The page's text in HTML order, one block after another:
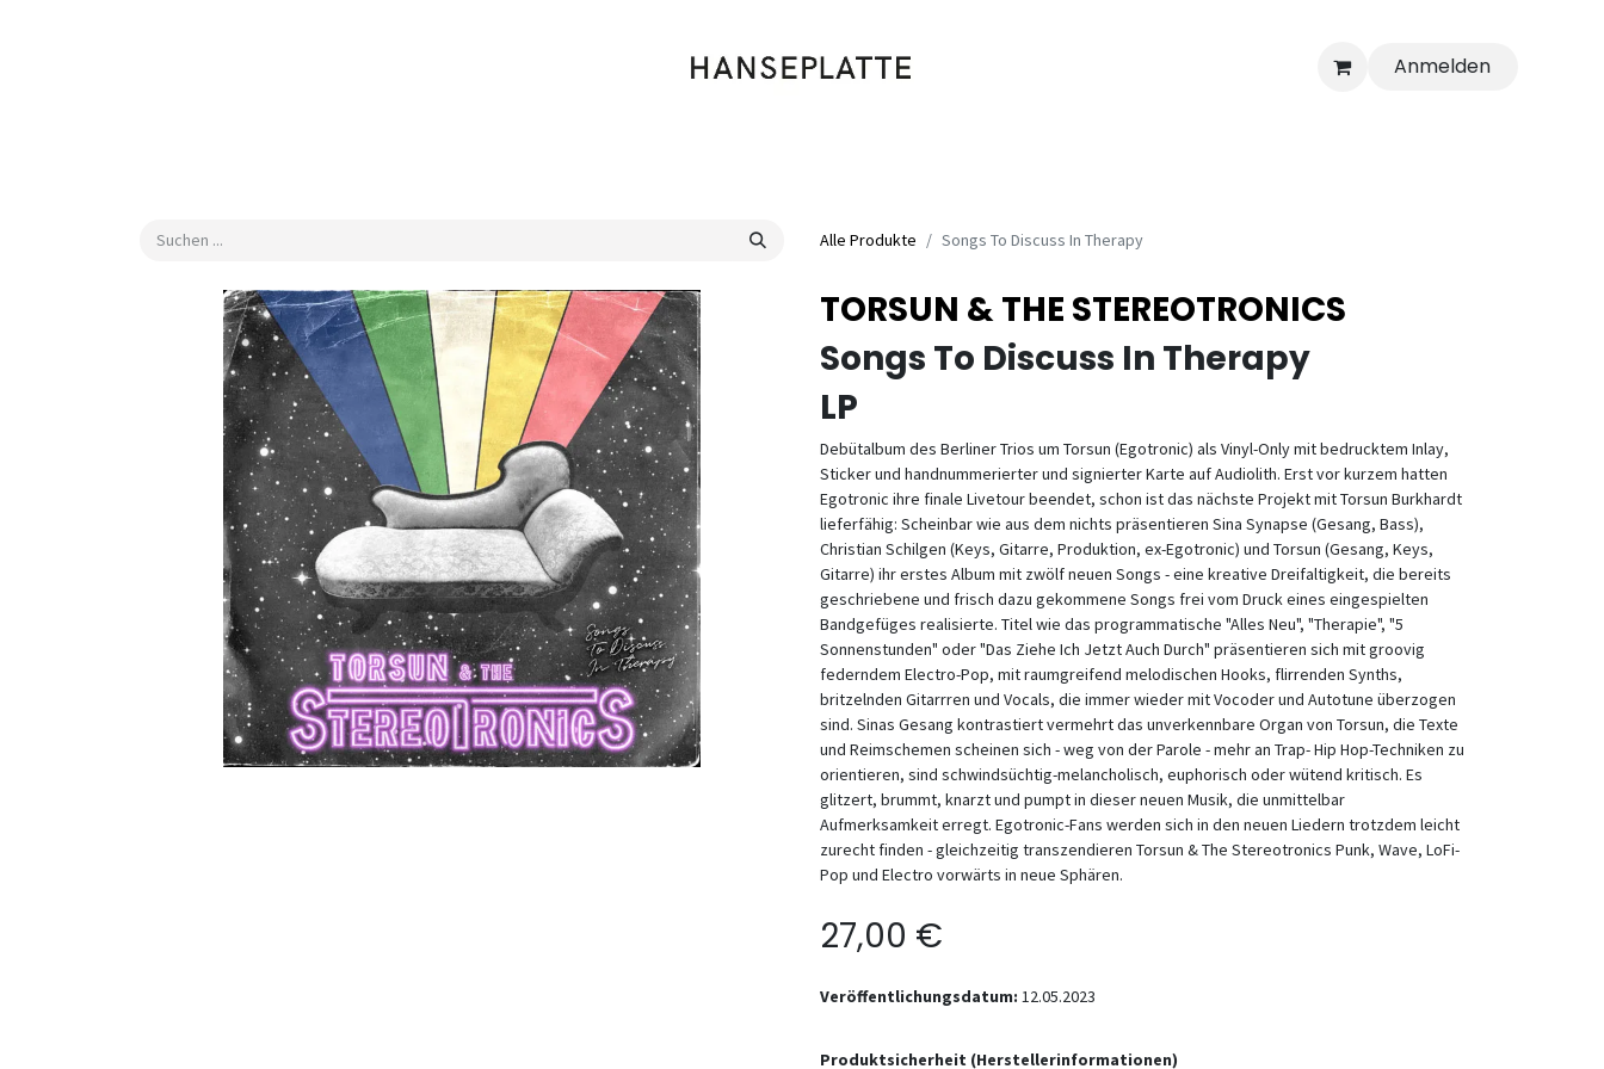
Anmelden
Alle Produkte Songs To Discuss In Therapy
TORSUN & THE STEREOTRONICS
Songs To Discuss In Therapy
LP
Debütalbum des Berliner Trios um Torsun (Egotronic) als Vinyl-Only mit bedrucktem Inlay,
Sticker und handnummerierter und signierter Karte auf Audiolith. Erst vor kurzem hatten
Egotronic ihre finale Livetour beendet, schon ist das nächste Projekt mit Torsun Burkhardt
lieferfähig: Scheinbar wie aus dem nichts präsentieren Sina Synapse (Gesang, Bass),
Christian Schilgen (Keys, Gitarre, Produktion, ex-Egotronic) und Torsun (Gesang, Keys,
Gitarre) ihr erstes Album mit zwölf neuen Songs - eine kreative Dreifaltigkeit, die bereits
geschriebene und frisch dazu gekommene Songs frei vom Druck eines eingespielten
Bandgefüges realisierte. Titel wie das programmatische "Alles Neu", "Therapie", "5
Sonnenstunden" oder "Das Ziehe Ich Jetzt Auch Durch" präsentieren sich mit groovig
federndem Electro-Pop, mit raumgreifend melodischen Hooks, flirrenden Synths,
britzelnden Gitarrren und Vocals, die immer wieder mit Vocoder und Autotune überzogen
sind. Sinas Gesang kontrastiert vermehrt das unverkennbare Organ von Torsun, die Texte
und Reimschemen scheinen sich - weg von der Parole - mehr an Trap- Hip Hop-Techniken zu
orientieren, sind schwindsüchtig-melancholisch, euphorisch oder wütend kritisch. Es
glitzert, brummt, knarzt und pumpt in dieser neuen Musik, die unmittelbar
Aufmerksamkeit erregt. Egotronic-Fans werden sich in den neuen Liedern trotzdem leicht
zurecht finden - gleichzeitig transzendieren Torsun & The Stereotronics Punk, Wave, LoFi-
Pop und Electro vorwärts in neue Sphären.
27,00 €
Veröffentlichungsdatum: 12.05.2023
Produktsicherheit (Herstellerinformationen)